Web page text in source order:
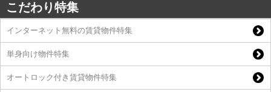
こだわり特集
インターネット無料の賃貸物件特集
単身向け物件特集
オートロック付き賃貸物件特集